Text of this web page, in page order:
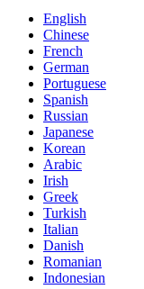
English
Chinese
French
German
Portuguese
Spanish
Russian
Japanese
Korean
Arabic
Irish
Greek
Turkish
Italian
Danish
Romanian
Indonesian